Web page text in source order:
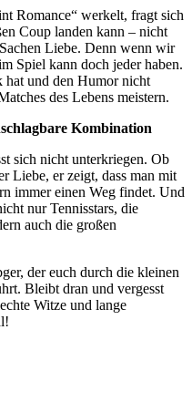
Romance“ werkelt, fragt sich
Coup landen kann – nicht
Liebe. Denn wenn wir
Spiel kann doch jeder haben.
hat und den Humor nicht
des Lebens meistern.
Kombination
sich nicht unterkriegen. Ob
Liebe, er zeigt, dass man mit
immer einen Weg findet. Und
nur Tennisstars, die
auch die großen
der euch durch die kleinen
Bleibt dran und vergesst
Witze und lange